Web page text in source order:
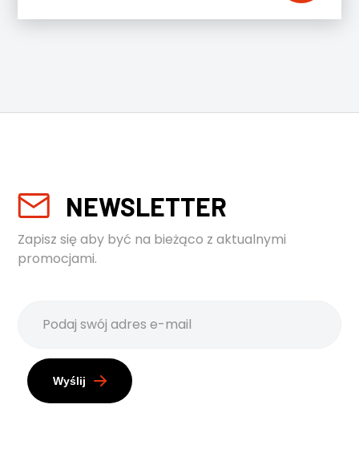
NEWSLETTER
Zapisz się aby być na bieżąco z aktualnymi
promocjami.
Wyślij